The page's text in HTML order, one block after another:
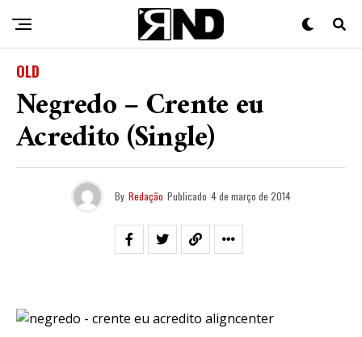
OLD
Negredo – Crente eu
Acredito (Single)
By Redação Publicado 4 de março de 2014